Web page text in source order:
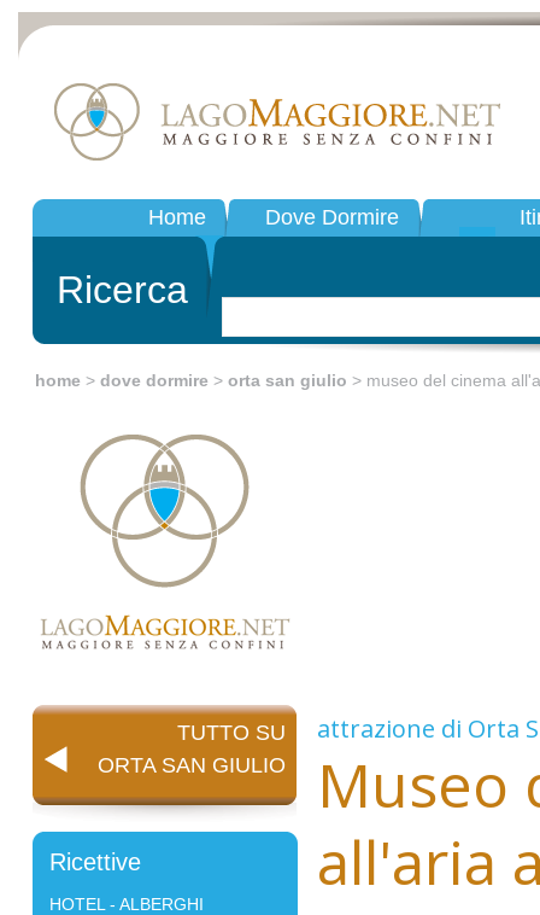
Home Dove Dormire
Ricerca
home > dove dormire > orta san giulio > museo del cinema
TUTTO SU
ORTA SAN GIULIO
Ricettive
HOTEL - ALBERGHI
attrazione di Orta
Museo
all'aria